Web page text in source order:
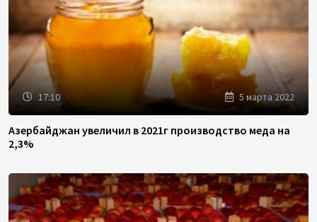
17:10 5 марта 2022
Азербайджан увеличил в 2021г производство меда на
2,3%